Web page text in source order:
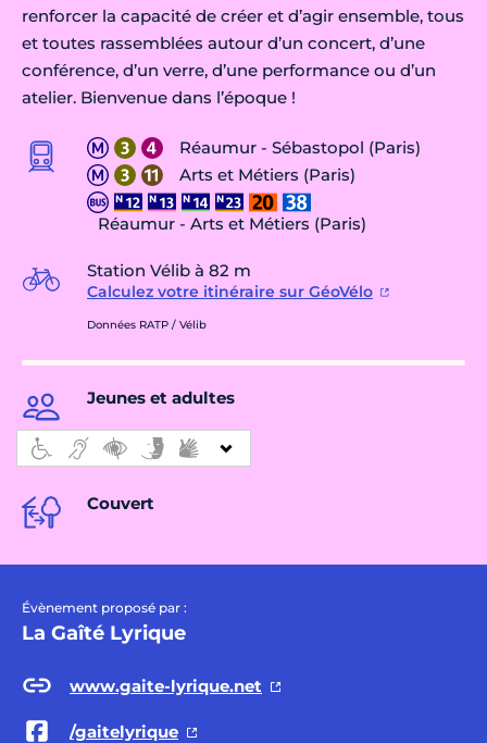
renforcer la capacité de créer et d’agir ensemble, tous
et toutes rassemblées autour d’un concert, d’une
conférence, d’un verre, d’une performance ou d’un
atelier. Bienvenue dans l’époque !
Réaumur - Sébastopol (Paris)
Arts et Métiers (Paris)
Réaumur - Arts et Métiers (Paris)
Station Vélib à 82 m
Calculez votre itinéraire sur GéoVélo
Données RATP / Vélib
Jeunes et adultes
Couvert
Évènement proposé par :
La Gaîté Lyrique
www.gaite-lyrique.net
/gaitelyrique